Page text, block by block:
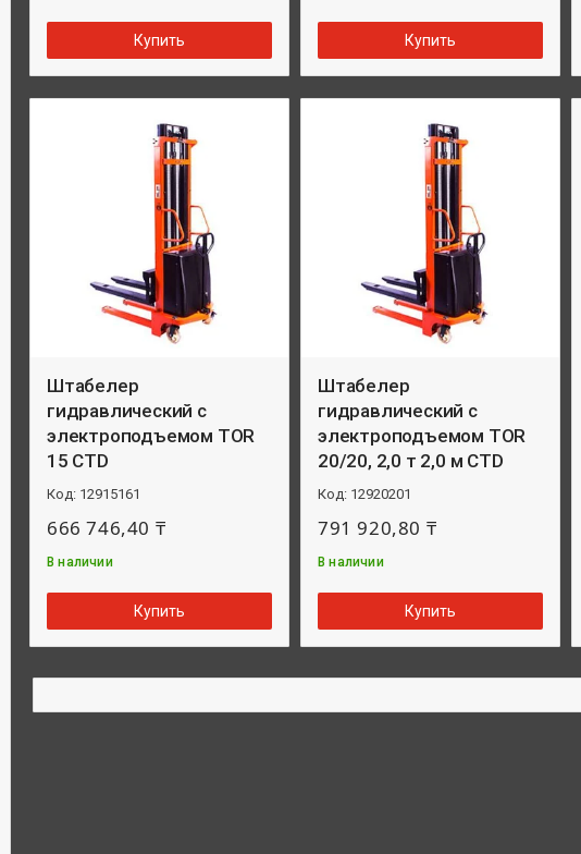
Купить Купить
Штабелер
гидравлический с
электроподъемом TOR
15 CTD
12915161
666 746,40 ₸
В наличии
Купить
Штабелер
гидравлический с
электроподъемом TOR
20/20, 2,0 т 2,0 м CTD
12920201
791 920,80 ₸
В наличии
Купить